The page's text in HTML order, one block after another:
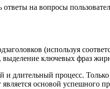
на вопросы
(используя
ключевых фраз
длительный процесс.
основой успешного